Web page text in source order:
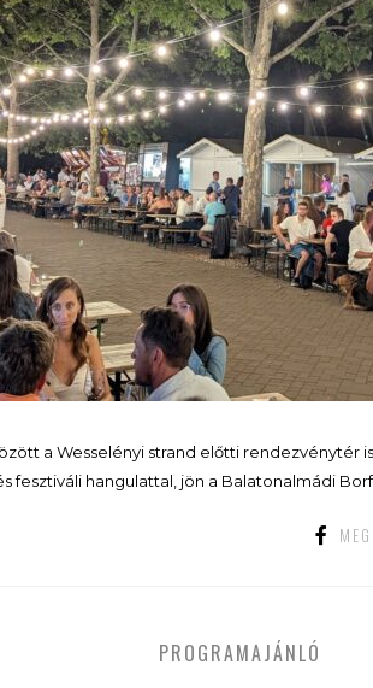
a Wesselényi strand előtti
fesztiváli hangulattal, jön a Balatonalmádi
PROGRAMAJÁNLÓ